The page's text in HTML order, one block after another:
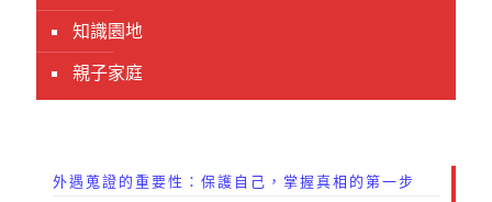
知識園地
親子家庭
外遇蒐證的重要性：保護自己，掌握真相的第一步